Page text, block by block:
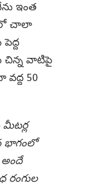
ఇంత
చాలా
చిన్న వాటిపై
50
భాగంలో
రంగుల